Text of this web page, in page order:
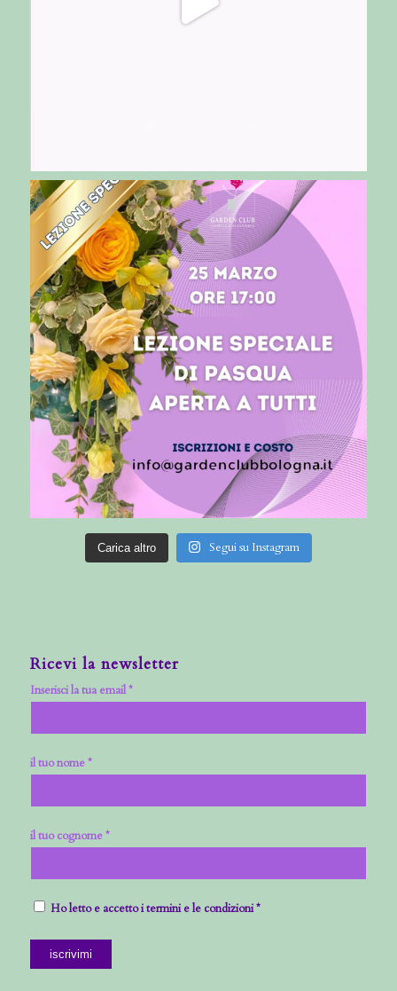
Carica altro Segui su Instagram
Ricevi la newsletter
Inserisci la tua email *
il tuo nome *
il tuo cognome *
Ho letto e accetto i termini e le condizioni *